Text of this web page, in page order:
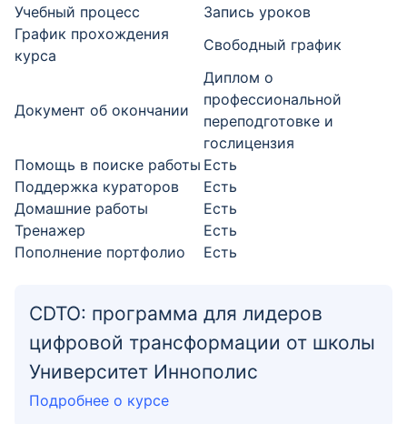
Учебный процесс
Запись уроков
График прохождения
курса
Свободный график
Документ об окончании
Диплом о
профессиональной
переподготовке и
гослицензия
Помощь в поиске работы Есть
Поддержка кураторов
Есть
Домашние работы
Есть
Тренажер
Есть
Пополнение портфолио
Есть
CDTO: программа для лидеров
цифровой трансформации от школы
Университет Иннополис
Подробнее о курсе